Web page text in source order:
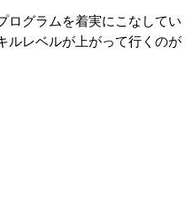
ログラムを着実にこなしてい
ルレベルが上がって行くのが